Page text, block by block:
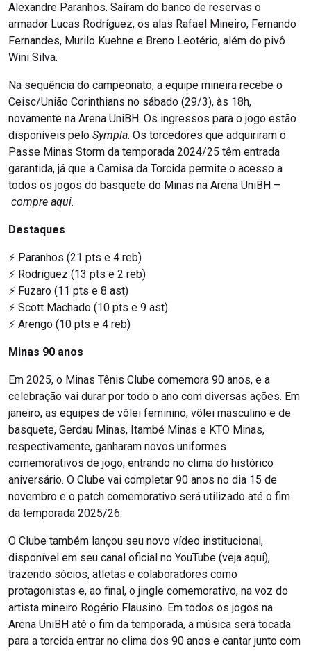
Alexandre Paranhos. Saíram do banco de reservas o
armador Lucas Rodríguez, os alas Rafael Mineiro, Fernando
Fernandes, Murilo Kuehne e Breno Leotério, além do pivô
Wini Silva.
Na sequência do campeonato, a equipe mineira recebe o
Ceisc/União Corinthians no sábado (29/3), às 18h,
novamente na Arena UniBH. Os ingressos para o jogo estão
disponíveis pelo Sympla. Os torcedores que adquiriram o
Passe Minas Storm da temporada 2024/25 têm entrada
garantida, já que a Camisa da Torcida permite o acesso a
todos os jogos do basquete do Minas na Arena UniBH –
compre aqui.
Destaques
⚡️ Paranhos (21 pts e 4 reb)
⚡️ Rodriguez (13 pts e 2 reb)
⚡️ Fuzaro (11 pts e 8 ast)
⚡️ Scott Machado (10 pts e 9 ast)
⚡️ Arengo (10 pts e 4 reb)
Minas 90 anos
Em 2025, o Minas Tênis Clube comemora 90 anos, e a
celebração vai durar por todo o ano com diversas ações. Em
janeiro, as equipes de vôlei feminino, vôlei masculino e de
basquete, Gerdau Minas, Itambé Minas e KTO Minas,
respectivamente, ganharam novos uniformes
comemorativos de jogo, entrando no clima do histórico
aniversário. O Clube vai completar 90 anos no dia 15 de
novembro e o patch comemorativo será utilizado até o fim
da temporada 2025/26.
O Clube também lançou seu novo vídeo institucional,
disponível em seu canal oficial no YouTube (veja aqui),
trazendo sócios, atletas e colaboradores como
protagonistas e, ao final, o jingle comemorativo, na voz do
artista mineiro Rogério Flausino. Em todos os jogos na
Arena UniBH até o fim da temporada, a música será tocada
para a torcida entrar no clima dos 90 anos e cantar junto com